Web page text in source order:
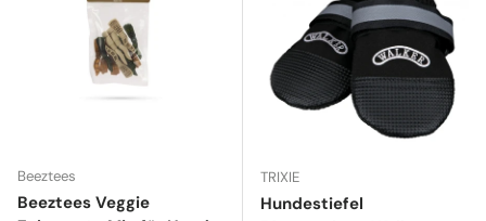
Beeztees
Beeztees Veggie
TRIXIE
Hundestiefel